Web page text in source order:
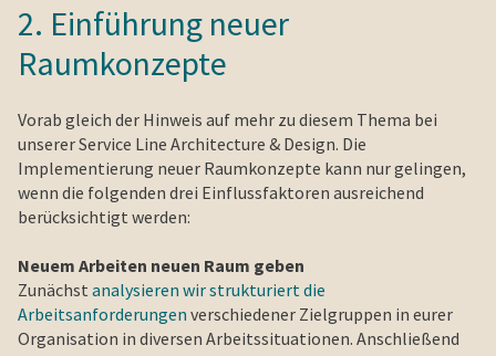
2. Einführung neuer
Raumkonzepte
Vorab gleich der Hinweis auf mehr zu diesem Thema bei
unserer Service Line Architecture & Design. Die
Implementierung neuer Raumkonzepte kann nur gelingen,
wenn die folgenden drei Einflussfaktoren ausreichend
berücksichtigt werden:
Neuem Arbeiten neuen Raum geben
Zunächst analysieren wir strukturiert die
Arbeitsanforderungen verschiedener Zielgruppen in eurer
Organisation in diversen Arbeitssituationen. Anschließend